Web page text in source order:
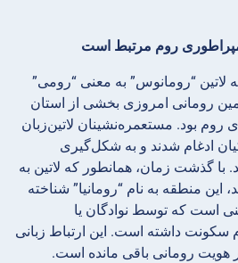
لاتین “رومانوس” به معنی “رومی”
رومانی امروزی بخشی از استان
روم بود. مستعمره‌نشینان لاتین‌زبان
ادغام شدند و به شکل‌گیری
با گذشت زمان، همانطور که لاتین به
این منطقه به نام “رومانیا” شناخته
است که توسط نوادگان یا
سکونت داشته است. این ارتباط زبانی
هویت رومانی باقی مانده است.